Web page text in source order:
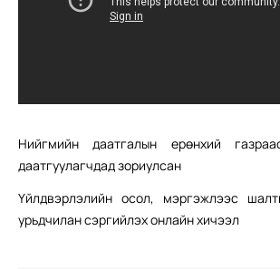
Нийгмийн даатгалын ерөнхий
даатгуулагчдад зориулсан
Үйлдвэрлэлийн осол, мэргэжлээс
урьдчилан сэргийлэх онлайн хичээл